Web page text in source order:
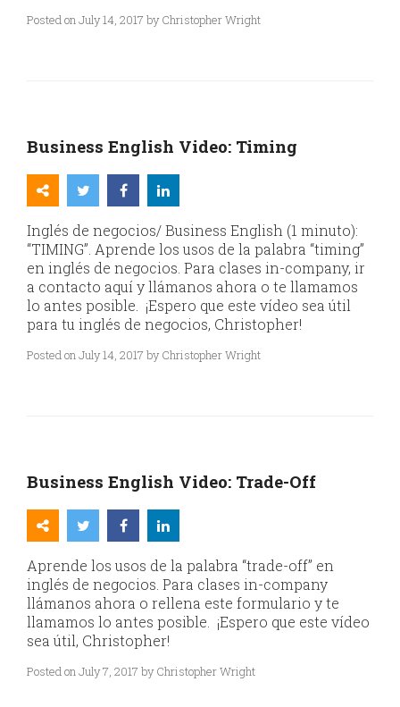
Posted on July 14, 2017 by Christopher Wright
Business English Video: Timing
Inglés de negocios/ Business English (1 minuto):
“TIMING”. Aprende los usos de la palabra “timing”
en inglés de negocios. Para clases in-company, ir
a contacto aquí y llámanos ahora o te llamamos
lo antes posible. ¡Espero que este vídeo sea útil
para tu inglés de negocios, Christopher!
Posted on July 14, 2017 by Christopher Wright
Business English Video: Trade-Off
Aprende los usos de la palabra “trade-off” en
inglés de negocios. Para clases in-company
llámanos ahora o rellena este formulario y te
llamamos lo antes posible. ¡Espero que este vídeo
sea útil, Christopher!
Posted on July 7, 2017 by Christopher Wright